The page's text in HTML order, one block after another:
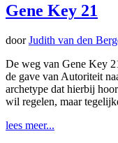
Gene Key 21
doorJudith van den
De weg van Gene Key
de gave van Autoriteit
archetype dat hierbij
wil regelen, maar
lees meer...